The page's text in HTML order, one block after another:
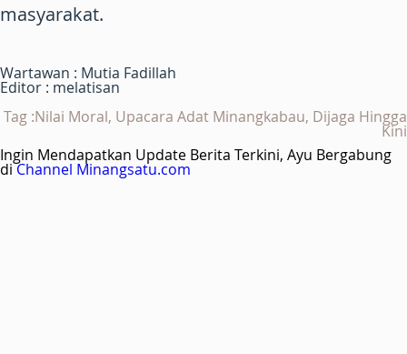
masyarakat.
Wartawan : Mutia Fadillah
Editor : melatisan
Tag :Nilai Moral, Upacara Adat Minangkabau, Dijaga Hingga
Kini
Ingin Mendapatkan Update Berita Terkini, Ayu Bergabung
diChannel Minangsatu.com